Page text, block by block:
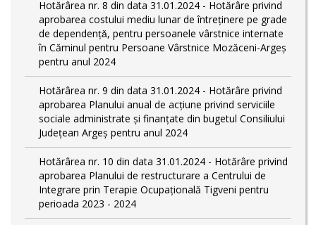
Hotărârea nr. 8 din data 31.01.2024 - Hotărâre privind
aprobarea costului mediu lunar de întreţinere pe grade
de dependențǎ, pentru persoanele vârstnice internate
în Căminul pentru Persoane Vârstnice Mozăceni-Argeș
pentru anul 2024
Hotărârea nr. 9 din data 31.01.2024 - Hotărâre privind
aprobarea Planului anual de acțiune privind serviciile
sociale administrate și finanțate din bugetul Consiliului
Județean Argeș pentru anul 2024
Hotărârea nr. 10 din data 31.01.2024 - Hotărâre privind
aprobarea Planului de restructurare a Centrului de
Integrare prin Terapie Ocupațională Tigveni pentru
perioada 2023 - 2024